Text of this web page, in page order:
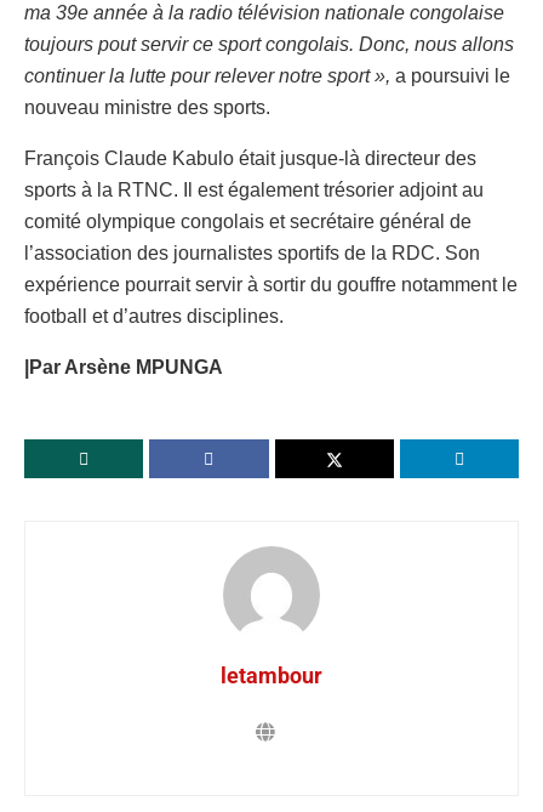
ma 39e année à la radio télévision nationale congolaise
toujours pout servir ce sport congolais. Donc, nous allons
continuer la lutte pour relever notre sport », a poursuivi le
nouveau ministre des sports.
François Claude Kabulo était jusque-là directeur des
sports à la RTNC. Il est également trésorier adjoint au
comité olympique congolais et secrétaire général de
l’association des journalistes sportifs de la RDC. Son
expérience pourrait servir à sortir du gouffre notamment le
football et d’autres disciplines.
|Par Arsène MPUNGA
letambour